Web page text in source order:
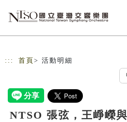
::: 首頁 > 活動明細
NTSO 張弦，王崢嶸